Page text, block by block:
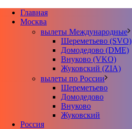
Главная
Москва
вылеты Международные
Шереметьево (SVO)
Домодедово (DME)
Внуково (VKO)
Жуковский (ZIA)
вылеты по России
Шереметьево
Домодедово
Внуково
Жуковский
Россия